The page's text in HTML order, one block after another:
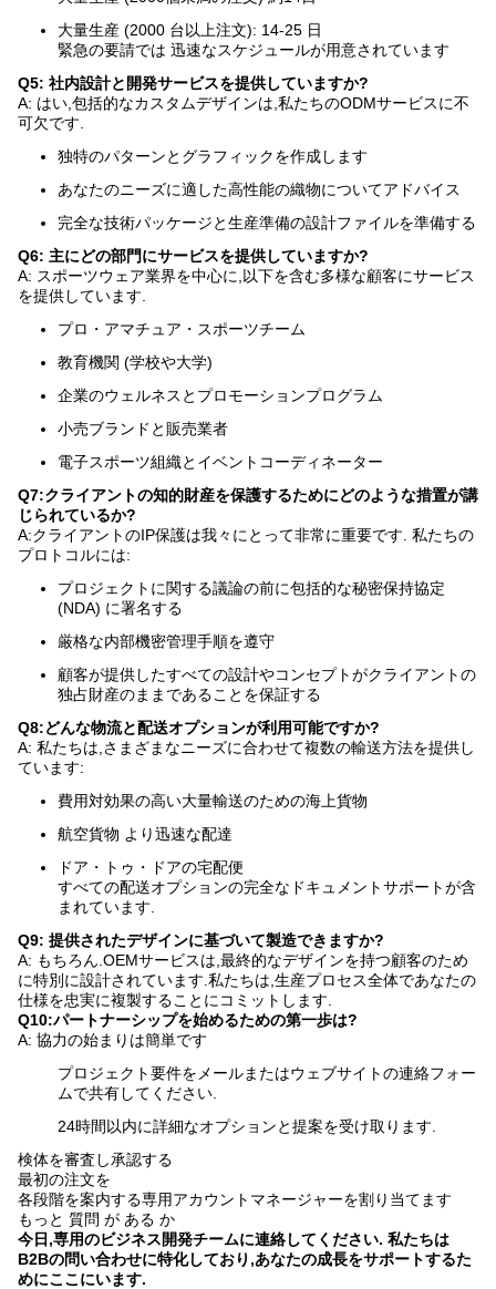
大量生産 (2000 台以上注文): 14-25 日
緊急の要請では 迅速なスケジュールが用意されています
Q5: 社内設計と開発サービスを提供していますか?
A: はい,包括的なカスタムデザインは,私たちのODMサービスに不
可欠です.
独特のパターンとグラフィックを作成します
あなたのニーズに適した高性能の織物についてアドバイス
完全な技術パッケージと生産準備の設計ファイルを準備する
Q6: 主にどの部門にサービスを提供していますか?
A: スポーツウェア業界を中心に,以下を含む多様な顧客にサービス
を提供しています.
プロ・アマチュア・スポーツチーム
教育機関 (学校や大学)
企業のウェルネスとプロモーションプログラム
小売ブランドと販売業者
電子スポーツ組織とイベントコーディネーター
Q7:クライアントの知的財産を保護するためにどのような措置が講
じられているか?
A:クライアントのIP保護は我々にとって非常に重要です. 私たちの
プロトコルには:
プロジェクトに関する議論の前に包括的な秘密保持協定
(NDA) に署名する
厳格な内部機密管理手順を遵守
顧客が提供したすべての設計やコンセプトがクライアントの
独占財産のままであることを保証する
Q8:どんな物流と配送オプションが利用可能ですか?
A: 私たちは,さまざまなニーズに合わせて複数の輸送方法を提供し
ています:
費用対効果の高い大量輸送のための海上貨物
航空貨物 より迅速な配達
ドア・トゥ・ドアの宅配便
すべての配送オプションの完全なドキュメントサポートが含
まれています.
Q9: 提供されたデザインに基づいて製造できますか?
A: もちろん.OEMサービスは,最終的なデザインを持つ顧客のため
に特別に設計されています.私たちは,生産プロセス全体であなたの
仕様を忠実に複製することにコミットします.
Q10:パートナーシップを始めるための第一歩は?
A: 協力の始まりは簡単です
プロジェクト要件をメールまたはウェブサイトの連絡フォー
ムで共有してください.
24時間以内に詳細なオプションと提案を受け取ります.
検体を審査し承認する
最初の注文を
各段階を案内する専用アカウントマネージャーを割り当てます
もっと 質問 が ある か
今日,専用のビジネス開発チームに連絡してください. 私たちは
B2Bの問い合わせに特化しており,あなたの成長をサポートするた
めにここにいます.